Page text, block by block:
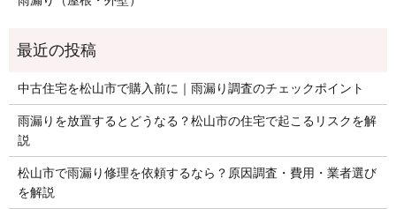
中古住宅を松山市で購入前に｜雨漏り調査のチェックポイント
雨漏りを放置するとどうなる？松山市の住宅で起こるリスクを解
説
松山市で雨漏り修理を依頼するなら？原因調査・費用・業者選び
を解説